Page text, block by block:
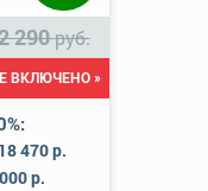
290руб.
ВКЛЮЧЕНО »
470 р.
р.